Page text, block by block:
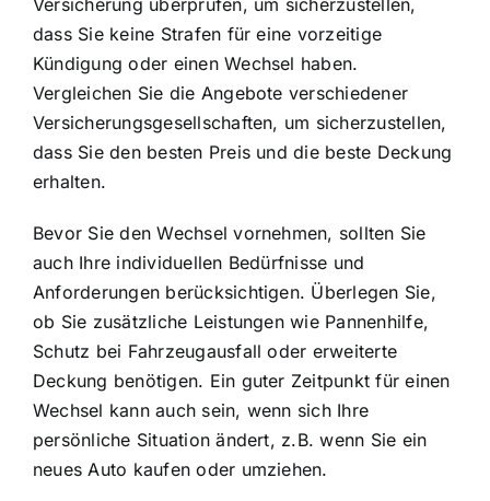
Versicherung überprüfen, um sicherzustellen,
dass Sie keine Strafen für eine vorzeitige
Kündigung oder einen Wechsel haben.
Vergleichen Sie die Angebote verschiedener
Versicherungsgesellschaften, um sicherzustellen,
dass Sie den besten Preis und die beste Deckung
erhalten.
Bevor Sie den Wechsel vornehmen, sollten Sie
auch Ihre individuellen Bedürfnisse und
Anforderungen berücksichtigen. Überlegen Sie,
ob Sie zusätzliche Leistungen wie Pannenhilfe,
Schutz bei Fahrzeugausfall oder erweiterte
Deckung benötigen. Ein guter Zeitpunkt für einen
Wechsel kann auch sein, wenn sich Ihre
persönliche Situation ändert, z.B. wenn Sie ein
neues Auto kaufen oder umziehen.